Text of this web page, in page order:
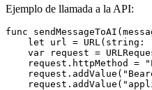
Ejemplo de llamada a la API:
func
let url = URL(string:
var request =
request.httpMethod =